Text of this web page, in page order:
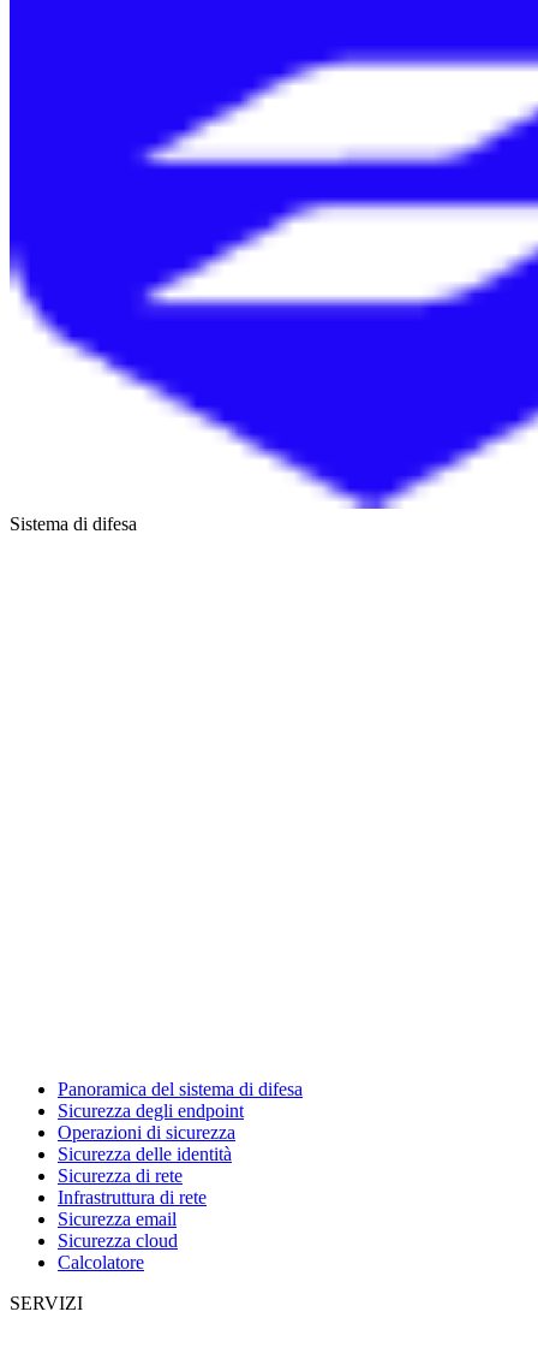
Sistema di difesa
Panoramica del sistema di difesa
Sicurezza degli endpoint
Operazioni di sicurezza
Sicurezza delle identità
Sicurezza di rete
Infrastruttura di rete
Sicurezza email
Sicurezza cloud
Calcolatore
SERVIZI